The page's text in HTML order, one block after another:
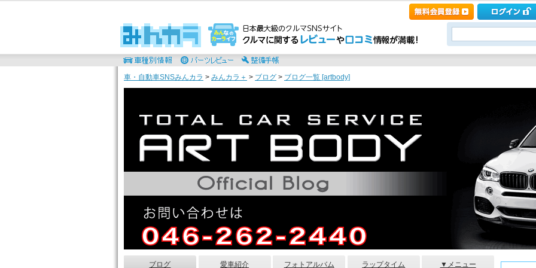
車・自動車SNSみんカラ > みんカラ＋ > ブログ > ブログ一覧 [artbody]
ブログ 愛車紹介 フォトアルバム ラップタイム ▼メニュー